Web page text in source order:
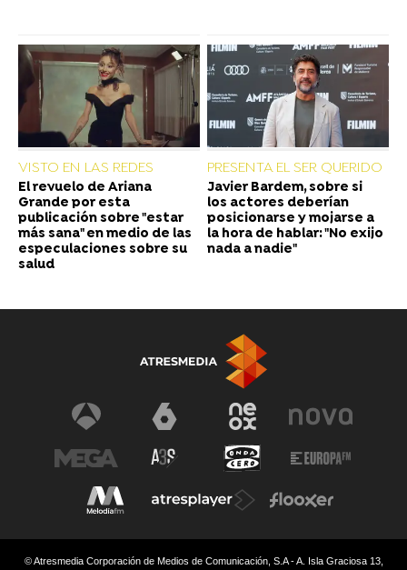
VISTO EN LAS REDES
El revuelo de Ariana
Grande por esta
publicación sobre "estar
más sana" en medio de las
especulaciones sobre su
salud
PRESENTA EL SER QUERIDO
Javier Bardem, sobre si
los actores deberían
posicionarse y mojarse a
la hora de hablar: "No exijo
nada a nadie"
© Atresmedia Corporación de Medios de Comunicación, S.A - A. Isla Graciosa 13,